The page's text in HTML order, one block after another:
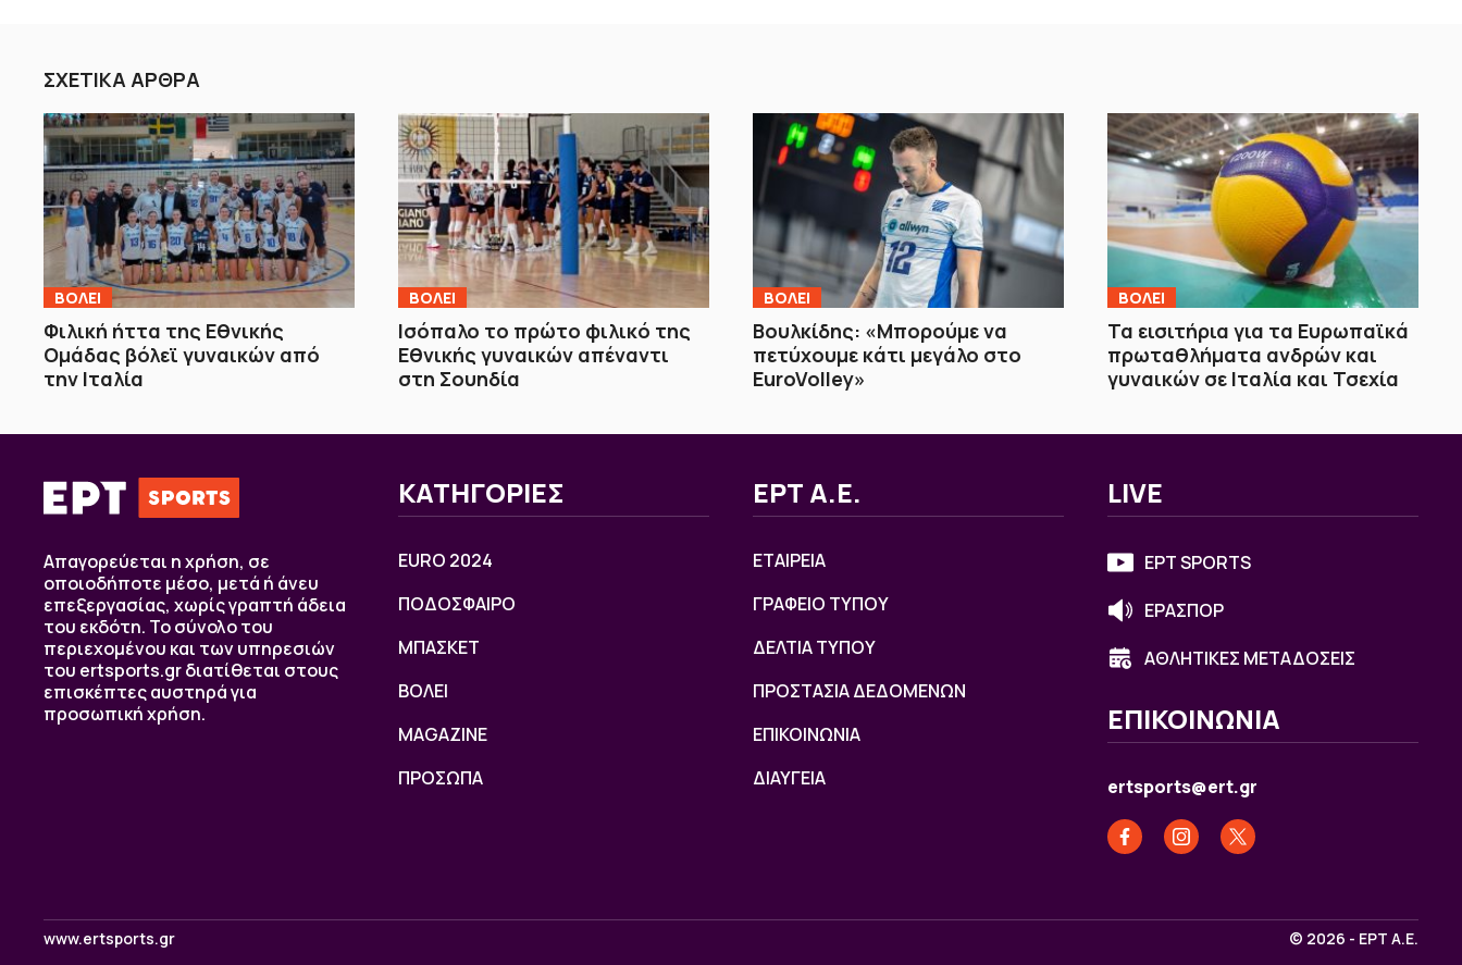
ΣΧΕΤΙΚΑ ΑΡΘΡΑ
ΒOΛΕΙ
Φιλική ήττα της Εθνικής
Ομάδας βόλεϊ γυναικών από
την Ιταλία
ΒOΛΕΙ
Ισόπαλο το πρώτο φιλικό της
Εθνικής γυναικών απέναντι
στη Σουηδία
ΒOΛΕΙ
Βουλκίδης: «Μπορούμε να
πετύχουμε κάτι μεγάλο στο
EuroVolley»
ΒOΛΕΙ
Τα εισιτήρια για τα Ευρωπαϊκά
πρωταθλήματα ανδρών και
γυναικών σε Ιταλία και Τσεχία
Απαγορεύεται η χρήση, σε
οποιοδήποτε μέσο, μετά ή άνευ
επεξεργασίας, χωρίς γραπτή άδεια
του εκδότη. Το σύνολο του
περιεχομένου και των υπηρεσιών
του ertsports.gr διατίθεται στους
επισκέπτες αυστηρά για
προσωπική χρήση.
ΚΑΤΗΓΟΡΙΕΣ
EURO 2024
ΠΟΔΟΣΦΑΙΡΟ
ΜΠΑΣΚΕΤ
ΒOΛΕΙ
MAGAZINE
ΠΡΟΣΩΠΑ
ΕΡΤ Α.Ε.
ΕΤΑΙΡΕΙΑ
ΓΡΑΦΕΙΟ ΤΥΠΟΥ
ΔΕΛΤΙΑ ΤΥΠΟΥ
ΠΡΟΣΤΑΣΙΑ ΔΕΔΟΜΕΝΩΝ
ΕΠΙΚΟΙΝΩΝΙΑ
ΔΙΑΥΓΕΙΑ
LIVE
ΕΡΤ SPORTS
ΕΡΑΣΠΟΡ
ΑΘΛΗΤΙΚΕΣ ΜΕΤΑΔΟΣΕΙΣ
ΕΠΙΚΟΙΝΩΝΙΑ
ertsports@ert.gr
www.ertsports.gr © 2026 - ΕΡΤ Α.Ε.